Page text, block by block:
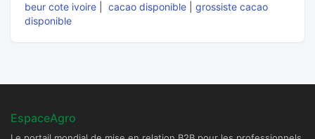
beur cote ivoire
cacao disponible
grossiste cacao
disponible
EspaceAgro